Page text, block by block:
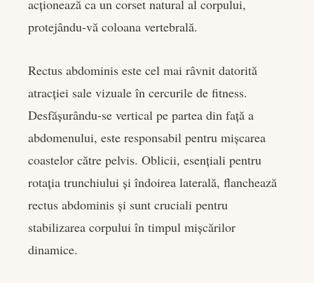
acționează ca un corset natural al corpului,
protejându-vă coloana vertebrală.
Rectus abdominis este cel mai râvnit datorită
atracției sale vizuale în cercurile de fitness.
Desfășurându-se vertical pe partea din față a
abdomenului, este responsabil pentru mișcarea
coastelor către pelvis. Oblicii, esențiali pentru
rotația trunchiului și îndoirea laterală, flanchează
rectus abdominis și sunt cruciali pentru
stabilizarea corpului în timpul mișcărilor
dinamice.